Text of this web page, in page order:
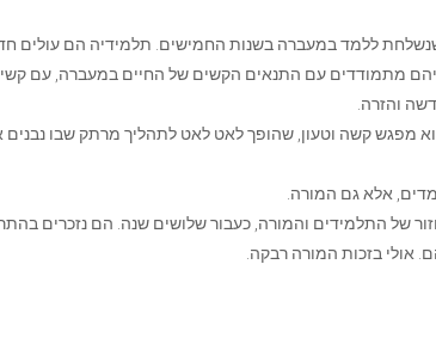
ללמד במעברה בשנות החמישים. תלמידיה הם עולים
מתמודדים עם התנאים הקשים של החיים במעברה, עם
והזרה.
מפגש קשה וטעון, שהופך לאט לאט לתהליך מרתק שבו נבנים
אלא גם המורה.
של התלמידים והמורה, כעבור שלושים שנה. הם נזכרים
אולי בזכות המורה רבקה.